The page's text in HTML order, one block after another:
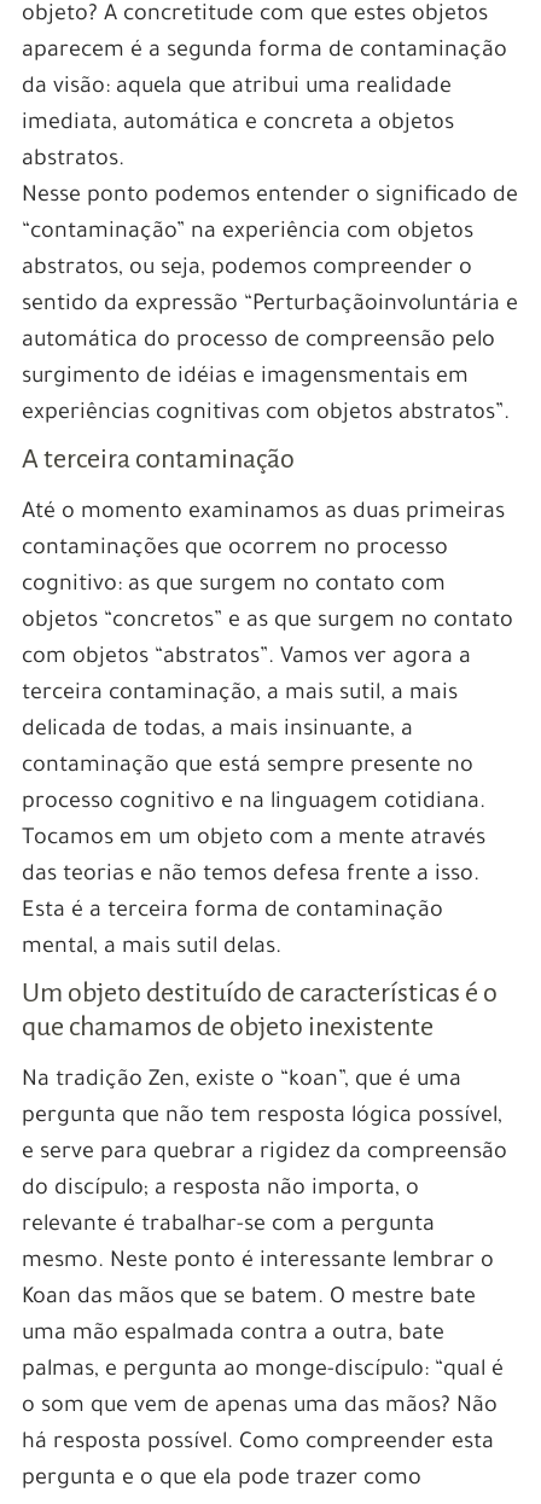
objeto? A concretitude com que estes objetos
aparecem é a segunda forma de contaminação
da visão: aquela que atribui uma realidade
imediata, automática e concreta a objetos
abstratos.
Nesse ponto podemos entender o significado de
“contaminação” na experiência com objetos
abstratos, ou seja, podemos compreender o
sentido da expressão “Perturbaçãoinvoluntária e
automática do processo de compreensão pelo
surgimento de idéias e imagensmentais em
experiências cognitivas com objetos abstratos”.
A terceira contaminação
Até o momento examinamos as duas primeiras
contaminações que ocorrem no processo
cognitivo: as que surgem no contato com
objetos “concretos” e as que surgem no contato
com objetos “abstratos”. Vamos ver agora a
terceira contaminação, a mais sutil, a mais
delicada de todas, a mais insinuante, a
contaminação que está sempre presente no
processo cognitivo e na linguagem cotidiana.
Tocamos em um objeto com a mente através
das teorias e não temos defesa frente a isso.
Esta é a terceira forma de contaminação
mental, a mais sutil delas.
Um objeto destituído de características é o
que chamamos de objeto inexistente
Na tradição Zen, existe o “koan”, que é uma
pergunta que não tem resposta lógica possível,
e serve para quebrar a rigidez da compreensão
do discípulo; a resposta não importa, o
relevante é trabalhar-se com a pergunta
mesmo. Neste ponto é interessante lembrar o
Koan das mãos que se batem. O mestre bate
uma mão espalmada contra a outra, bate
palmas, e pergunta ao monge-discípulo: “qual é
o som que vem de apenas uma das mãos? Não
há resposta possível. Como compreender esta
pergunta e o que ela pode trazer como